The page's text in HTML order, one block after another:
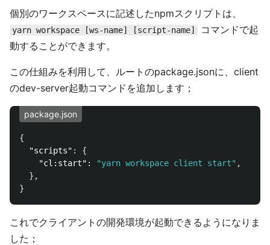
個別のワークスペースに記述したnpmスクリプトは、
yarn workspace [ws-name] [script-name]
コマンドで起
動することができます。
この仕組みを利用して、ルートのpackage.jsonに、client
のdev-server起動コマンドを追加します；
package.json
{
"scripts" :
{
"cl:start" : "yarn workspace client start" ,
},
}
これでクライアントの開発環境が起動できるようになりま
した；